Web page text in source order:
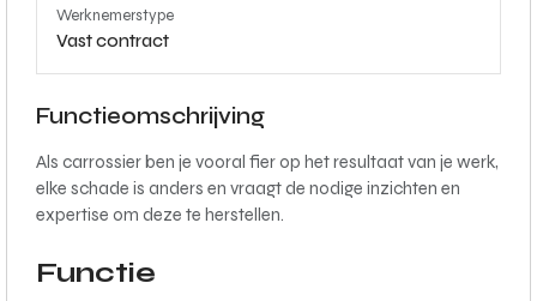
Werknemerstype
Vast contract
Functieomschrijving
Als carrossier ben je vooral fier op het resultaat van je werk,
elke schade is anders en vraagt de nodige inzichten en
expertise om deze te herstellen.
Functie